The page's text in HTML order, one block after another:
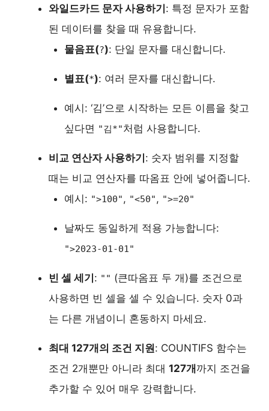
와일드카드 문자 사용하기: 특정 문자가 포함
된 데이터를 찾을 때 유용합니다.
물음표(?): 단일 문자를 대신합니다.
별표(*): 여러 문자를 대신합니다.
예시: ‘김’으로 시작하는 모든 이름을 찾고
싶다면 "김*"처럼 사용합니다.
비교 연산자 사용하기: 숫자 범위를 지정할
때는 비교 연산자를 따옴표 안에 넣어줍니다.
예시: ">100", "<50", ">=20"
날짜도 동일하게 적용 가능합니다:
">2023-01-01"
빈 셀 세기: "" (큰따옴표 두 개)를 조건으로
사용하면 빈 셀을 셀 수 있습니다. 숫자 0과
는 다른 개념이니 혼동하지 마세요.
최대 127개의 조건 지원: COUNTIFS 함수는
조건 2개뿐만 아니라 최대 127개까지 조건을
추가할 수 있어 매우 강력합니다.